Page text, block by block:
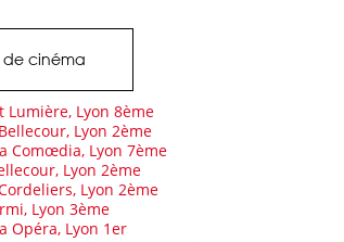
de cinéma
Lumière, Lyon 8ème
Lyon 2ème
Comœdia, Lyon 7ème
Lyon 2ème
Lyon 2ème
Lyon 3ème
Opéra, Lyon 1er